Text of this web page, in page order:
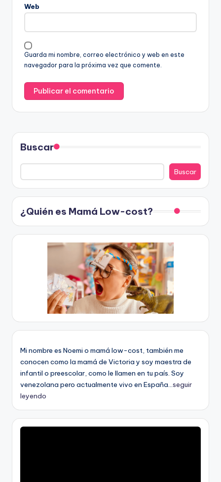
Web
Guarda mi nombre, correo electrónico y web en este
navegador para la próxima vez que comente.
Buscar
Buscar
¿Quién es Mamá Low-cost?
Mi nombre es Noemi o mamá low-cost, también me
conocen como la mamá de Victoria y soy maestra de
infantil o preescolar, como le llamen en tu país. Soy
venezolana pero actualmente vivo en España...seguir
leyendo